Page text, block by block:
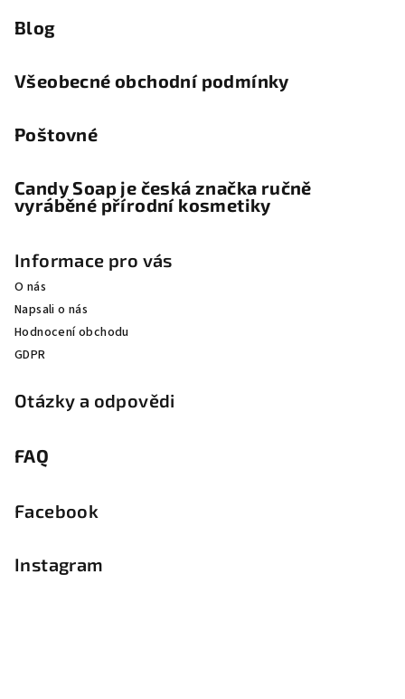
Blog
Všeobecné obchodní podmínky
Poštovné
Candy Soap je česká značka ručně
vyráběné přírodní kosmetiky
Informace pro vás
O nás
Napsali o nás
Hodnocení obchodu
GDPR
Otázky a odpovědi
FAQ
Facebook
Instagram